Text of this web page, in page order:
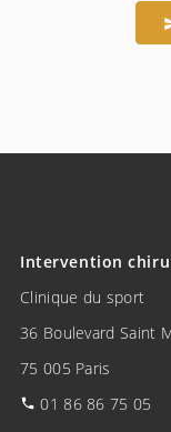
Intervention
Clinique du sport
36 Boulevard Saint
75 005 Paris
01 86 86 75 05